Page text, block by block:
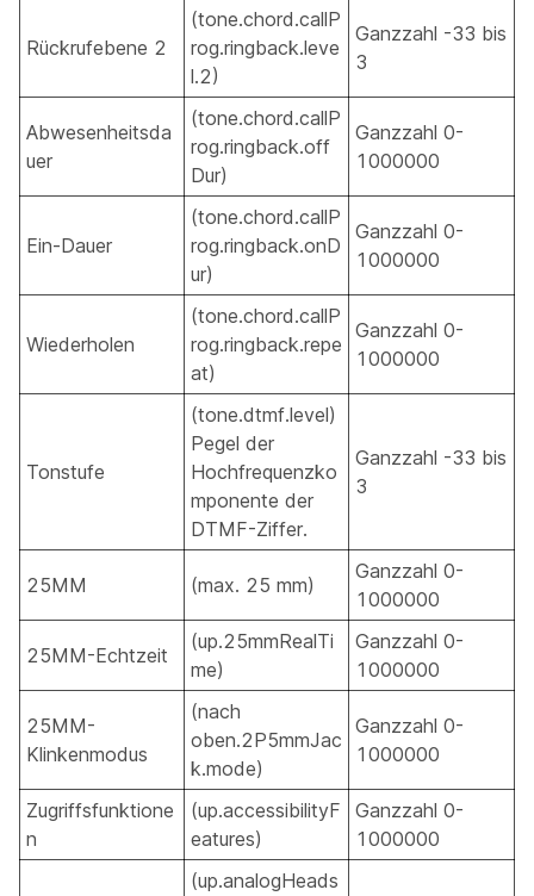
Rückrufebene 2
(tone.chord.callP
rog.ringback.leve
l.2)
Ganzzahl -33 bis
3
Abwesenheitsda
uer
(tone.chord.callP
rog.ringback.off
Dur)
Ganzzahl 0-
1000000
Ein-Dauer
(tone.chord.callP
rog.ringback.onD
ur)
Ganzzahl 0-
1000000
Wiederholen
(tone.chord.callP
rog.ringback.repe
at)
Ganzzahl 0-
1000000
Tonstufe
(tone.dtmf.level)
Pegel der
Hochfrequenzko
mponente der
DTMF-Ziffer.
Ganzzahl -33 bis
3
25MM (max. 25 mm)
Ganzzahl 0-
1000000
25MM-Echtzeit
(up.25mmRealTi
me)
Ganzzahl 0-
1000000
25MM-
Klinkenmodus
(nach
oben.2P5mmJac
k.mode)
Ganzzahl 0-
1000000
Zugriffsfunktione
n
(up.accessibilityF
eatures)
Ganzzahl 0-
1000000
(up.analogHeads